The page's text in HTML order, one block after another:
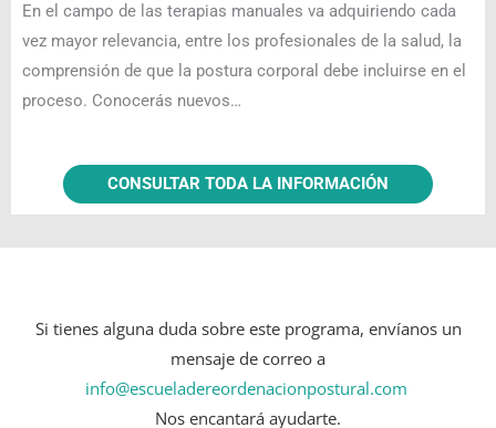
En el campo de las terapias manuales va adquiriendo cada
vez mayor relevancia, entre los profesionales de la salud, la
comprensión de que la postura corporal debe incluirse en el
proceso. Conocerás nuevos…
CONSULTAR TODA LA INFORMACIÓN
Si tienes alguna duda sobre este programa, envíanos un
mensaje de correo a
info@escueladereordenacionpostural.com
Nos encantará ayudarte.